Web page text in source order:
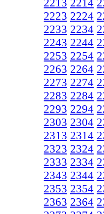
2223 2224
2233 2234
2243 2244
2253 2254
2263 2264
2273 2274
2283 2284
2293 2294
2303 2304
2313 2314
2323 2324
2333 2334
2343 2344
2353 2354
2363 2364